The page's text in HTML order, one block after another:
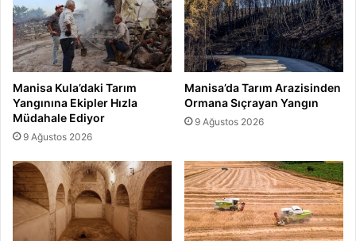
Manisa Kula’daki Tarım
Yangınına Ekipler Hızla
Müdahale Ediyor
9 Ağustos 2026
Manisa’da Tarım Arazisinden
Ormana Sıçrayan Yangın
9 Ağustos 2026